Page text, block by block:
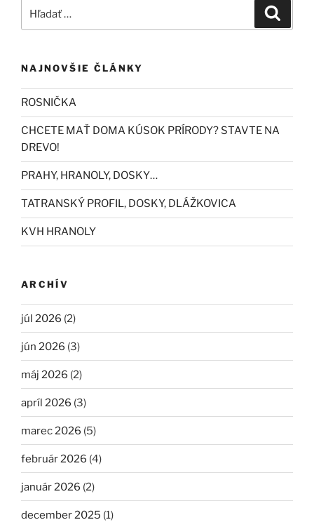
NAJNOVŠIE ČLÁNKY
ROSNIČKA
CHCETE MAŤ DOMA KÚSOK PRÍRODY? STAVTE NA
DREVO!
PRAHY, HRANOLY, DOSKY…
TATRANSKÝ PROFIL, DOSKY, DLÁŽKOVICA
KVH HRANOLY
ARCHÍV
júl 2026 (2)
jún 2026 (3)
máj 2026 (2)
apríl 2026 (3)
marec 2026 (5)
február 2026 (4)
január 2026 (2)
december 2025 (1)